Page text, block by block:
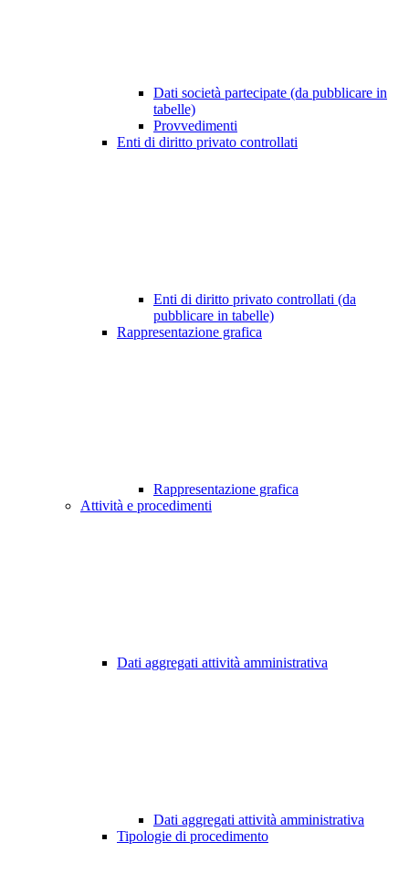
Dati società partecipate (da pubblicare in
tabelle)
Provvedimenti
Enti di diritto privato controllati
Enti di diritto privato controllati (da
pubblicare in tabelle)
Rappresentazione grafica
Rappresentazione grafica
Attività e procedimenti
Dati aggregati attività amministrativa
Dati aggregati attività amministrativa
Tipologie di procedimento